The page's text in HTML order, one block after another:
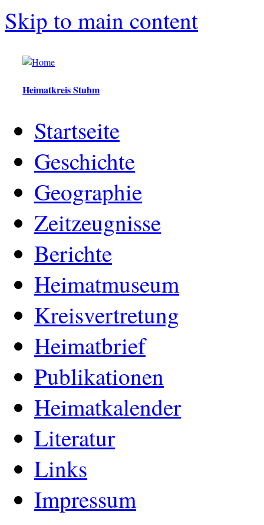
Skip to main content
Heimatkreis Stuhm
Startseite
Geschichte
Geographie
Zeitzeugnisse
Berichte
Heimatmuseum
Kreisvertretung
Heimatbrief
Publikationen
Heimatkalender
Literatur
Links
Impressum